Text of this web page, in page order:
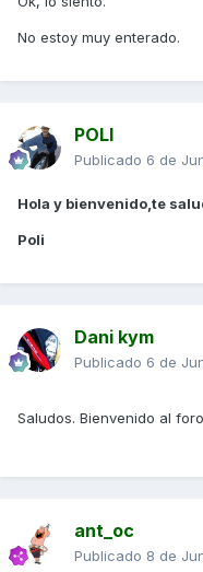
No estoy muy enterado.
POLI
Publicado 6 de
Hola y bienvenido,te
Poli
Dani kym
Publicado 6 de
Saludos. Bienvenido al
ant_oc
Publicado 8 de